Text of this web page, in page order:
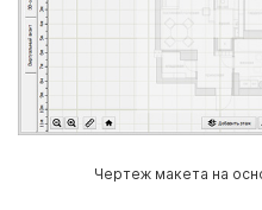
Чертеж макета на